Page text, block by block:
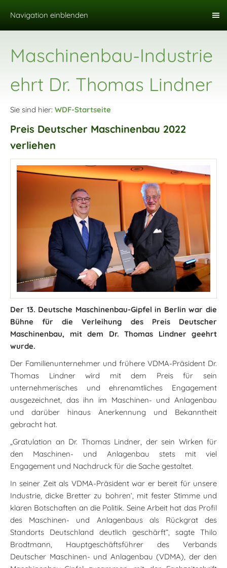
Navigation einblenden
Maschinenbau-Industrie
ehrt Dr. Thomas Lindner
Sie sind hier: WDF-Startseite
Preis Deutscher Maschinenbau 2022
verliehen
Der 13. Deutsche Maschinenbau-Gipfel in Berlin war die
Bühne für die Verleihung des Preis Deutscher
Maschinenbau, mit dem Dr. Thomas Lindner geehrt
wurde.
Der Familienunternehmer und frühere VDMA-Präsident Dr.
Thomas Lindner wird mit dem Preis für sein
unternehmerisches und ehrenamtliches Engagement
ausgezeichnet, das ihn im Maschinen- und Anlagenbau
und darüber hinaus Anerkennung und Bekanntheit
gebracht hat.
„Gratulation an Dr. Thomas Lindner, der sein Wirken für
den Maschinen- und Anlagenbau stets mit viel
Engagement und Nachdruck für die Sache gestaltet.
In seiner Zeit als VDMA-Präsident war er bereit für unsere
Industrie, dicke Bretter zu bohren‘, mit fester Stimme und
klaren Botschaften an die Politik. Seine Arbeit hat das Profil
des Maschinen- und Anlagenbaus als Rückgrat des
Standorts Deutschland deutlich geschärft“, sagte Thilo
Brodtmann, Hauptgeschäftsführer des Verbands
Deutscher Maschinen- und Anlagenbau (VDMA), der den